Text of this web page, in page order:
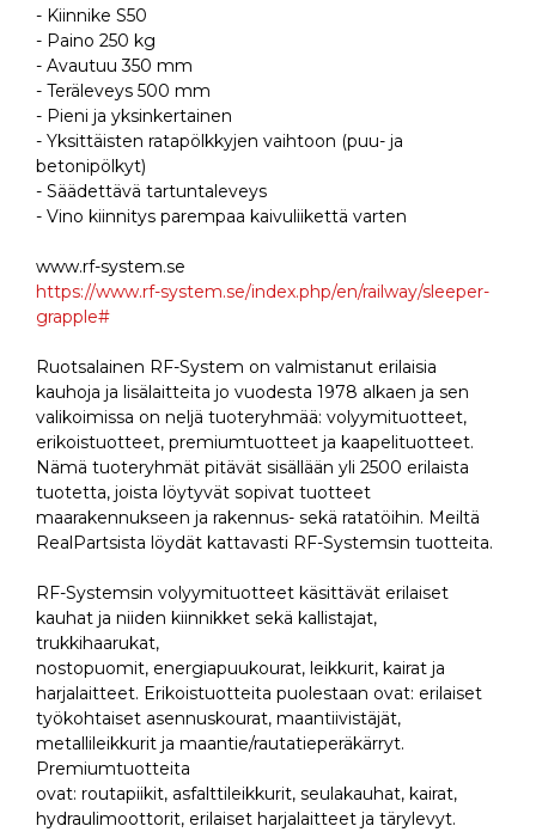
- Kiinnike S50
- Paino 250 kg
- Avautuu 350 mm
- Teräleveys 500 mm
- Pieni ja yksinkertainen
- Yksittäisten ratapölkkyjen vaihtoon (puu- ja
betonipölkyt)
- Säädettävä tartuntaleveys
- Vino kiinnitys parempaa kaivuliikettä varten
www.rf-system.se
https://www.rf-system.se/index.php/en/railway/sleeper-
grapple#
Ruotsalainen RF-System on valmistanut erilaisia
kauhoja ja lisälaitteita jo vuodesta 1978 alkaen ja sen
valikoimissa on neljä tuoteryhmää: volyymituotteet,
erikoistuotteet, premiumtuotteet ja kaapelituotteet.
Nämä tuoteryhmät pitävät sisällään yli 2500 erilaista
tuotetta, joista löytyvät sopivat tuotteet
maarakennukseen ja rakennus- sekä ratatöihin. Meiltä
RealPartsista löydät kattavasti RF-Systemsin tuotteita.
RF-Systemsin volyymituotteet käsittävät erilaiset
kauhat ja niiden kiinnikket sekä kallistajat,
trukkihaarukat,
nostopuomit, energiapuukourat, leikkurit, kairat ja
harjalaitteet. Erikoistuotteita puolestaan ovat: erilaiset
työkohtaiset asennuskourat, maantiivistäjät,
metallileikkurit ja maantie/rautatieperäkärryt.
Premiumtuotteita
ovat: routapiikit, asfalttileikkurit, seulakauhat, kairat,
hydraulimoottorit, erilaiset harjalaitteet ja tärylevyt.